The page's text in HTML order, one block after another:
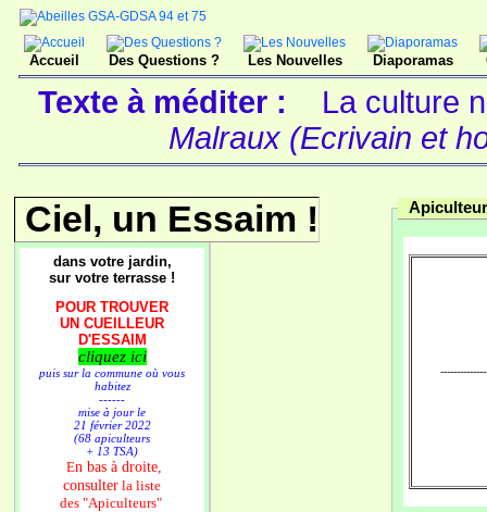
Accueil Des Questions ? Les Nouvelles Diaporamas
Texte à méditer :
La culture
Malraux (Ecrivain et
Ciel, un Essaim !
dans votre jardin,
sur votre terrasse !
POUR TROUVER
UN CUEILLEUR
D'ESSAIM
cliquez ici
puis sur la commune où vous
habitez
------
mise à jour le
21 février 2022
(68 apiculteurs
+ 13 TSA)
En bas à droite,
consulter la liste
des "Apiculteurs"